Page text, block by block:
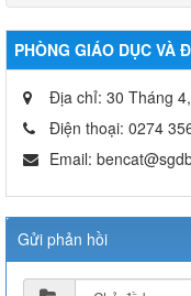
PHÒNG GIÁO DỤC VÀ
Địa chỉ: 30 Tháng
Điện thoại: 0274
Email:
Gửi phản hồi